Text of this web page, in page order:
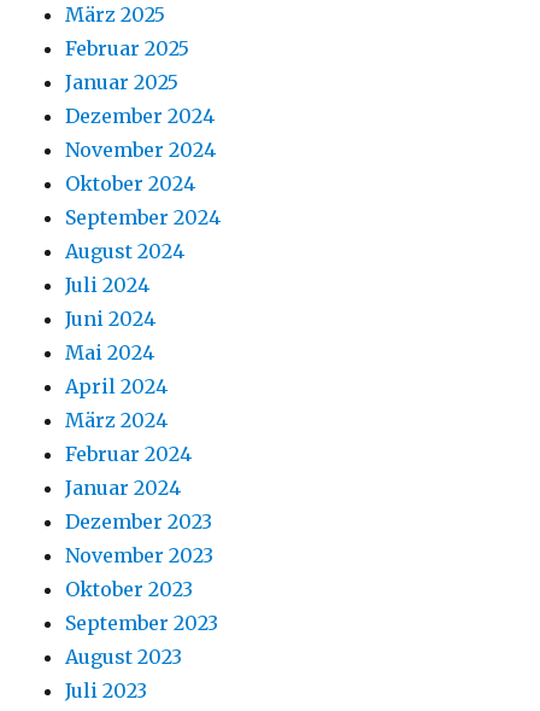
März 2025
Februar 2025
Januar 2025
Dezember 2024
November 2024
Oktober 2024
September 2024
August 2024
Juli 2024
Juni 2024
Mai 2024
April 2024
März 2024
Februar 2024
Januar 2024
Dezember 2023
November 2023
Oktober 2023
September 2023
August 2023
Juli 2023